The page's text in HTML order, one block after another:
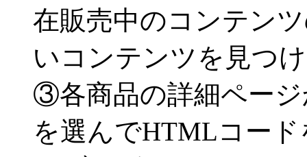
在販売中のコンテン
いコンテンツを見つ
③各商品の詳細ペー
を選んでHTMLコー